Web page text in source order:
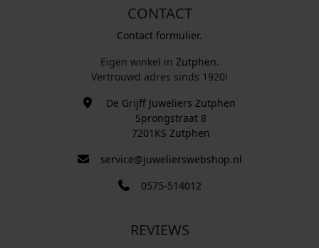
CONTACT
Contact formulier.
Eigen winkel in Zutphen.
Vertrouwd adres sinds 1920!
De Grijff Juweliers Zutphen
Sprongstraat 8
7201KS Zutphen
service@juwelierswebshop.nl
0575-514012
REVIEWS